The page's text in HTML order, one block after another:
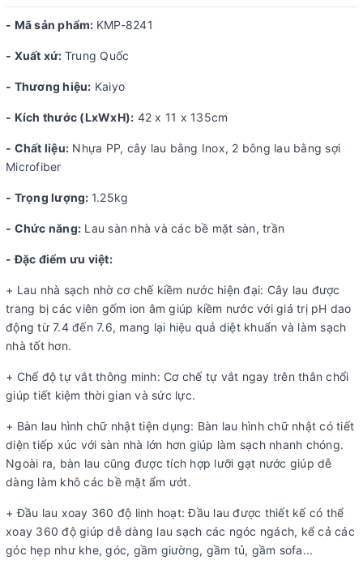
- Mã sản phẩm: KMP-8241
- Xuất xứ: Trung Quốc
- Thương hiệu: Kaiyo
- Kích thước (LxWxH): 42 x 11 x 135cm
- Chất liệu: Nhựa PP, cây lau bằng Inox, 2 bông lau bằng sợi
Microfiber
- Trọng lượng: 1.25kg
- Chức năng: Lau sàn nhà và các bề mặt sàn, trần
- Đặc điểm ưu việt:
+ Lau nhà sạch nhờ cơ chế kiềm nước hiện đại: Cây lau được
trang bị các viên gốm ion âm giúp kiềm nước với giá trị pH dao
động từ 7.4 đến 7.6, mang lại hiệu quả diệt khuẩn và làm sạch
nhà tốt hơn.
+ Chế độ tự vắt thông minh: Cơ chế tự vắt ngay trên thân chổi
giúp tiết kiệm thời gian và sức lực.
+ Bàn lau hình chữ nhật tiện dụng: Bàn lau hình chữ nhật có tiết
diện tiếp xúc với sàn nhà lớn hơn giúp làm sạch nhanh chóng.
Ngoài ra, bàn lau cũng được tích hợp lưỡi gạt nước giúp dễ
dàng làm khô các bề mặt ẩm ướt.
+ Đầu lau xoay 360 độ linh hoạt: Đầu lau được thiết kế có thể
xoay 360 độ giúp dễ dàng lau sạch các ngóc ngách, kể cả các
góc hẹp như khe, góc, gầm giường, gầm tủ, gầm sofa...